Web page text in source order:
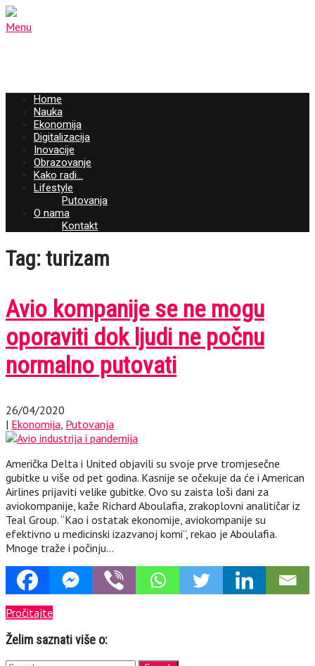
Menu
Home
Nauka
Ekonomija
Digitalizacija
Inovacije
Obrazovanje
Kako radi…
Lifestyle
Putovanja
O nama
Kontakt
Tag: turizam
Avio kompanije se ne mogu
oporaviti dok ljudi ne počnu
normalno putovati
26/04/2020
| Ekonomija, Putovanja
Američka Delta i United objavili su svoje prve tromjesečne
gubitke u više od pet godina. Kasnije se očekuje da će i American
Airlines prijaviti velike gubitke. Ovo su zaista loši dani za
aviokompanije, kaže Richard Aboulafia, zrakoplovni analitičar iz
Teal Group. “Kao i ostatak ekonomije, aviokompanije su
efektivno u medicinski izazvanoj komi”, rekao je Aboulafia.
Mnoge traže i počinju…
Pročitajte
Želim saznati više o: